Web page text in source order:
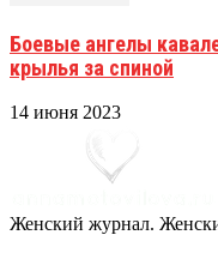
Боевые ангелы
крылья за спиной
14 июня 2023
Женский журнал.